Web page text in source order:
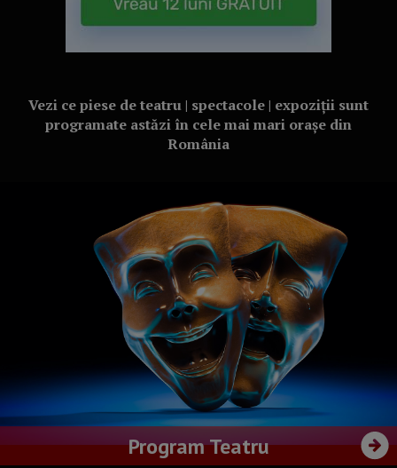
Vezi ce piese de teatru | spectacole | expoziții sunt
programate astăzi în cele mai mari orașe din
România
Program Teatru